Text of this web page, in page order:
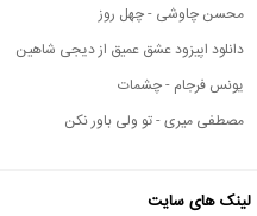
محسن چاوشی - چهل روز
دانلود اپیزود عشق عمیق از دیجی شاهین
یونس فرجام - چشمات
مصطفی میری - تو ولی باور نکن
لینک های سایت